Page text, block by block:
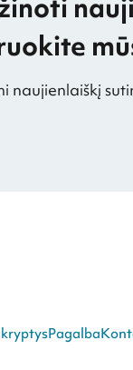
naujienlaiškį
Pagalba